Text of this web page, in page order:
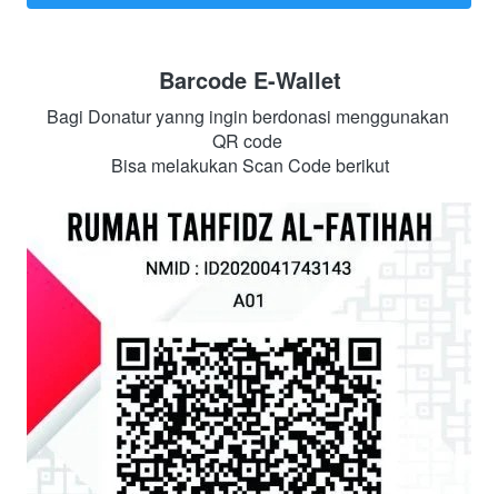
Barcode E-Wallet
Bagi Donatur yanng ingin berdonasi menggunakan
QR code
Bisa melakukan Scan Code berikut